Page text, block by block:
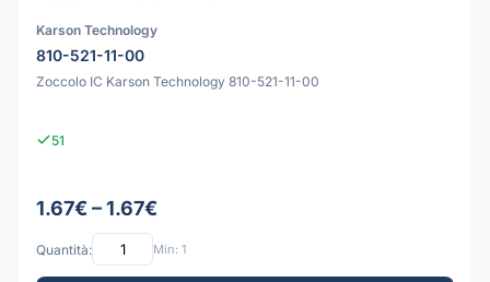
Karson Technology
810-521-11-00
Zoccolo IC Karson Technology 810-521-11-00
51
1.67€ – 1.67€
Quantità: Min: 1